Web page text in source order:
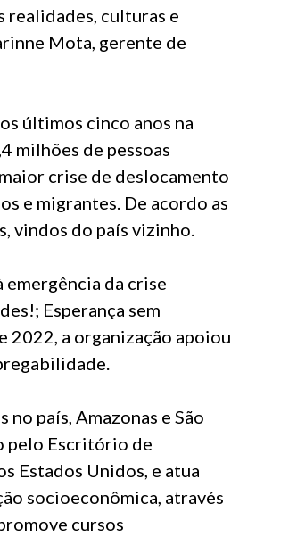
realidades, culturas e
Mota, gerente de
últimos cinco anos na
milhões de pessoas
crise de deslocamento
e migrantes. De acordo as
vindos do país vizinho.
da crise
Esperança sem
2022, a organização apoiou
país, Amazonas e São
pelo Escritório de
Estados Unidos, e atua
socioeconômica, através
cursos